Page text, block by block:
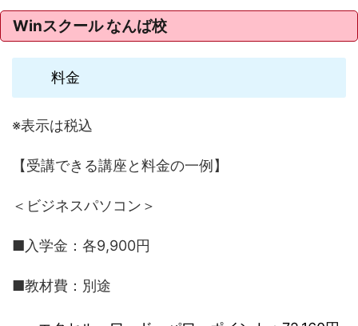
Winスクール なんば校
料金
※表示は税込
【受講できる講座と料金の一例】
＜ビジネスパソコン＞
■入学金：各9,900円
■教材費：別途